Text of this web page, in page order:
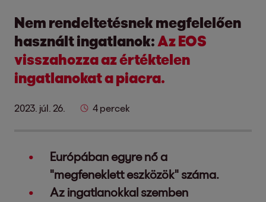
Nem rendeltetésnek megfelelően
használt ingatlanok: Az EOS
visszahozza az értéktelen
ingatlanokat a piacra.
2023. júl. 26. 4 percek
Európában egyre nő a
"megfeneklett eszközök" száma.
Az ingatlanokkal szemben